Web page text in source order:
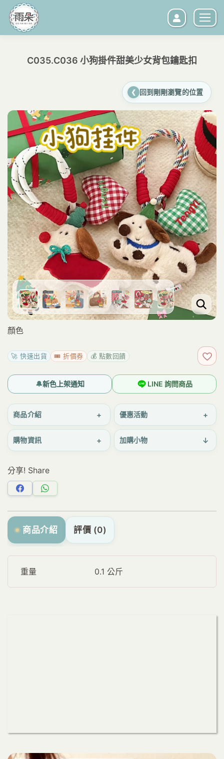
C035.C036 小狗掛件甜美少女背包鑰匙扣
❮ 回到剛剛瀏覽的位置
顏色
🚀 快速出貨 🎟️ 折價券 💰 點數回饋 加
LINE 詢問商品
🔔新色上架通知
商品介紹 + 優惠活動 +
購物資訊 + 加購小物 ↓
分享! Share
分
享
Facebook
分
享
WhatsApp
商品介紹 評價 (0)
重量 0.1 公斤